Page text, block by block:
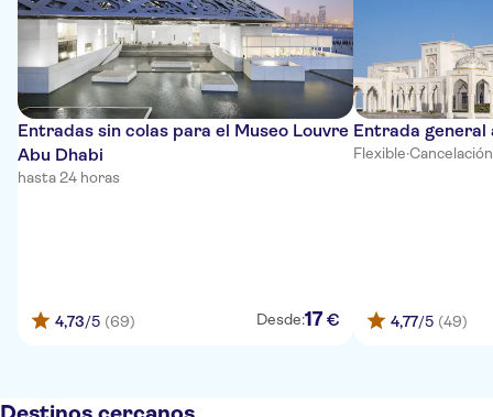
Entradas sin colas para el Museo Louvre
Abu Dhabi
hasta 24 horas
4,73/5 (69) Desde:17 €
Entrada general
Flexible·
4,77/5 (49)